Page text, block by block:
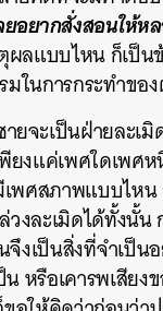
ยอยากสั่งสอนให้ห
ผลแบบไหน ก็เป็
ในการกระทำขอ
ยจะเป็นฝ่ายละเ
ยงแค่เพศใดเพศ
เพศสภาพแบบไห
วงละเมิดได้ทั้งนั้น
งเป็นสิ่งที่จำเป็น
หรือเคารพเสียง